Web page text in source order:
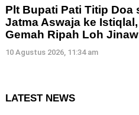
Plt Bupati Pati Titip Doa
Jatma Aswaja ke
Gemah Ripah Loh
10 Agustus 2026, 11:34 am
LATEST NEWS